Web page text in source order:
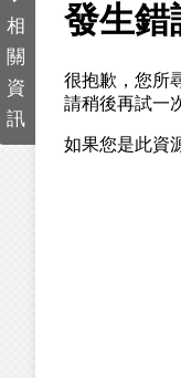
相
關
資
訊